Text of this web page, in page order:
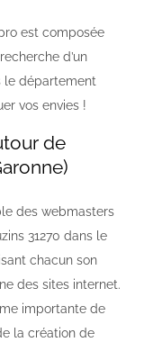
est composée
d’un
le département
vos envies !
de
des webmasters
31270 dans le
chacun son
des sites internet.
importante de
la création de